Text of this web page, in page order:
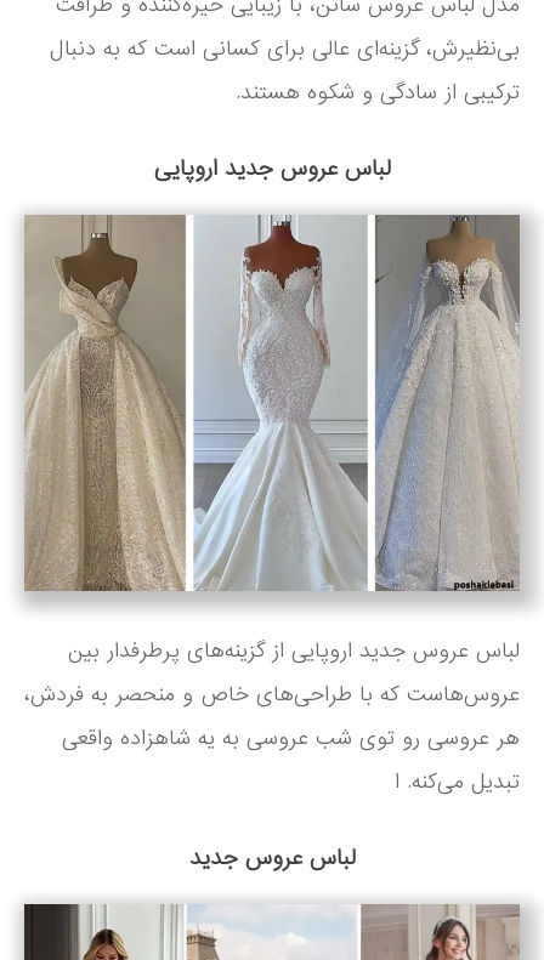
بی‌نظیرش، گزینه‌ای عالی برای کسانی است که به دنبال
ترکیبی از سادگی و شکوه هستند.
لباس عروس جدید اروپایی
لباس عروس جدید اروپایی از گزینه‌های پرطرفدار بین
عروس‌هاست که با طراحی‌های خاص و منحصر به فردش،
هر عروسی رو توی شب عروسی به یه شاهزاده واقعی
تبدیل می‌کنه. ا
لباس عروس جدید